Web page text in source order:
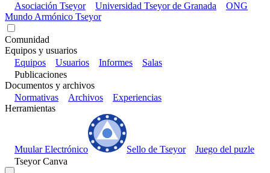
Asociación Tseyor
Universidad Tseyor de Granada
ONG
Mundo Armónico Tseyor
Comunidad
Equipos y usuarios
Equipos
Usuarios Informes
Salas
Publicaciones
Documentos y archivos
Normativas
Archivos
Experiencias
Herramientas
Muular Electrónico Sello de Tseyor
Juego del puzle
Tseyor Canva